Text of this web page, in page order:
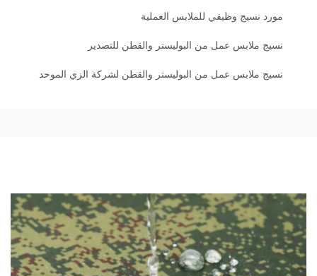
مورد نسيج وظيفي للملابس العملية
نسيج ملابس عمل من البوليستر والقطن للتصدير
نسيج ملابس عمل من البوليستر والقطن لشركة الزي الموحد